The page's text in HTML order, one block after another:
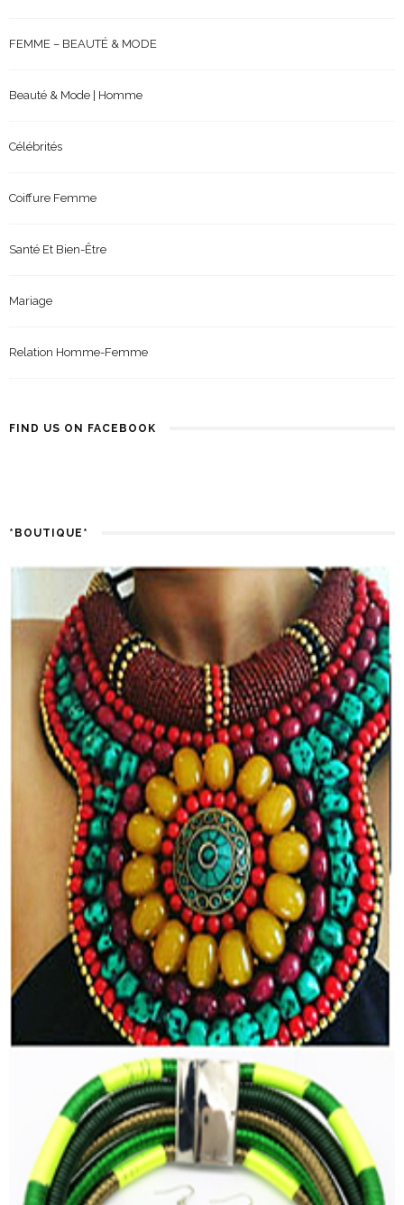
FEMME – BEAUTÉ & MODE
Beauté & Mode | Homme
Célébrités
Coiffure Femme
Santé Et Bien-Être
Mariage
Relation Homme-Femme
FIND US ON FACEBOOK
*BOUTIQUE*